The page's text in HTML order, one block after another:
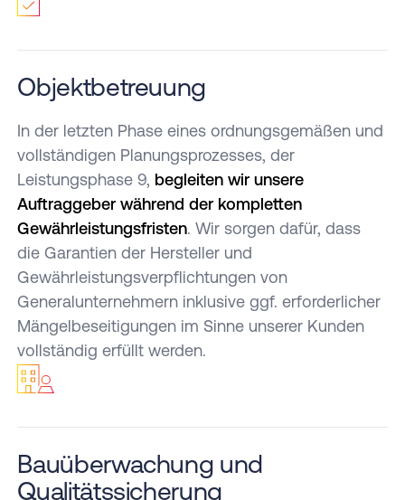
Objektbetreuung
In der letzten Phase eines ordnungsgemäßen und
vollständigen Planungsprozesses, der
Leistungsphase 9, begleiten wir unsere
Auftraggeber während der kompletten
Gewährleistungsfristen. Wir sorgen dafür, dass
die Garantien der Hersteller und
Gewährleistungsverpflichtungen von
Generalunternehmern inklusive ggf. erforderlicher
Mängelbeseitigungen im Sinne unserer Kunden
vollständig erfüllt werden.
Bauüberwachung und
Qualitätssicherung